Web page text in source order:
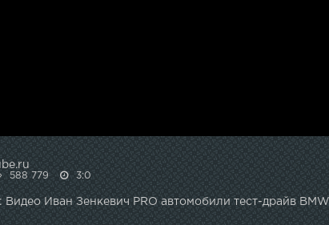
588 779 3:0
Видео Иван Зенкевич PRO автомобили тест-драйв BMW